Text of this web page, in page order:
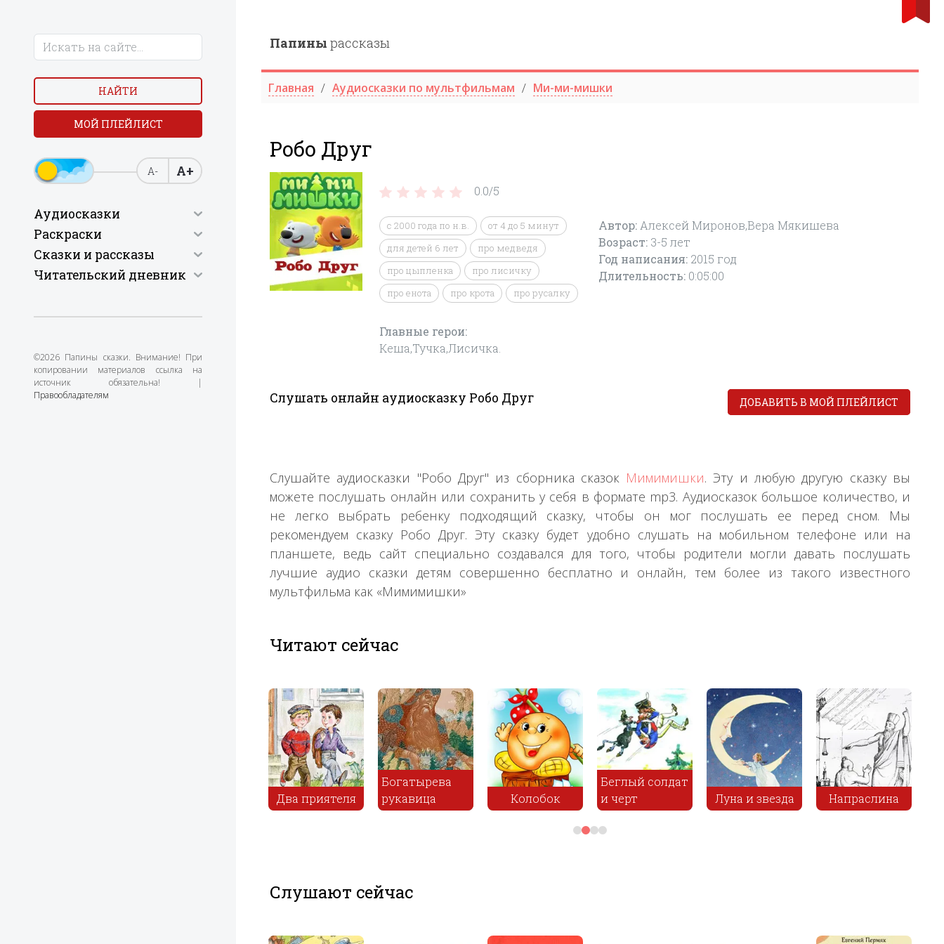
НАЙТИ
МОЙ ПЛЕЙЛИСТ
А- А+
Аудиосказки
Раскраски
Сказки и рассказы
Читательский дневник
©2026 Папины сказки. Внимание! При
копировании материалов ссылка на
источник обязательна! |
Правообладателям
Папины рассказы
Главная Аудиосказки по мультфильмам Ми-ми-мишки
Робо Друг
0.0/5
c 2000 года по н.в.
от 4 до 5 минут
для детей 6 лет
про медведя
про цыпленка
про лисичку
про енота
про крота про русалку
Главные герои:
Кеша,Тучка,Лисичка.
Автор: Алексей Миронов,Вера Мякишева
Возраст: 3-5 лет
Год написания: 2015 год
Длительность: 0:05:00
Слушать онлайн аудиосказку Робо Друг ДОБАВИТЬ В МОЙ ПЛЕЙЛИСТ
Слушайте аудиосказки "Робо Друг" из сборника сказок Мимимишки. Эту и любую другую сказку вы
можете послушать онлайн или сохранить у себя в формате mp3. Аудиосказок большое количество, и
не легко выбрать ребенку подходящий сказку, чтобы он мог послушать ее перед сном. Мы
рекомендуем сказку Робо Друг. Эту сказку будет удобно слушать на мобильном телефоне или на
планшете, ведь сайт специально создавался для того, чтобы родители могли давать послушать
лучшие аудио сказки детям совершенно бесплатно и онлайн, тем более из такого известного
мультфильма как «Мимимишки»
Читают сейчас
Два приятеля
Богатырева
рукавица
Колобок
Беглый солдат
и черт
Луна и звезда Напраслина
Слушают сейчас